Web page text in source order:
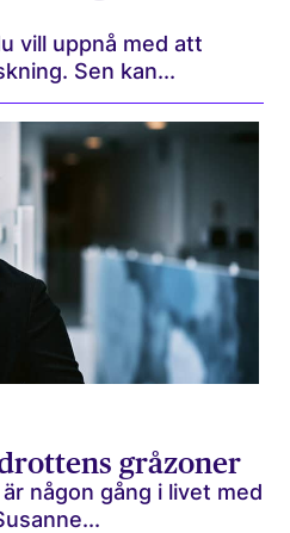
vill uppnå med att
Sen kan...
gråzoner
någon gång i livet med